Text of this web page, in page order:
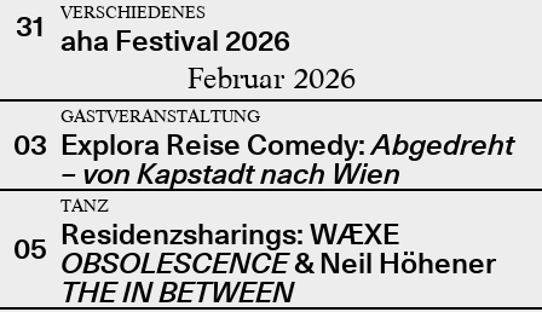
31
VERSCHIEDENES
aha Festival 2026
Februar 2026
03
GASTVERANSTALTUNG
Explora Reise Comedy:Abgedreht
– von Kapstadt nach Wien
05
TANZ
Residenzsharings: WÆXE
OBSOLESCENCE& Neil Höhener
THE IN BETWEEN